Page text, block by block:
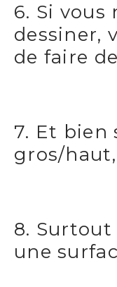
6. Si vous
dessiner,
de faire
7. Et bien
gros/
8. Surtout
une